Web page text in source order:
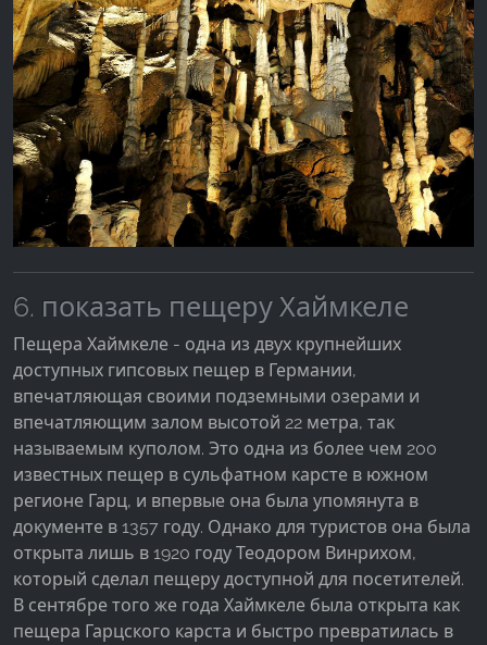
6. показать пещеру Хаймкеле
Пещера Хаймкеле - одна из двух крупнейших
доступных гипсовых пещер в Германии,
впечатляющая своими подземными озерами и
впечатляющим залом высотой 22 метра, так
называемым куполом. Это одна из более чем 200
известных пещер в сульфатном карсте в южном
регионе Гарц, и впервые она была упомянута в
документе в 1357 году. Однако для туристов она была
открыта лишь в 1920 году Теодором Винрихом,
который сделал пещеру доступной для посетителей.
В сентябре того же года Хаймкеле была открыта как
пещера Гарцского карста и быстро превратилась в